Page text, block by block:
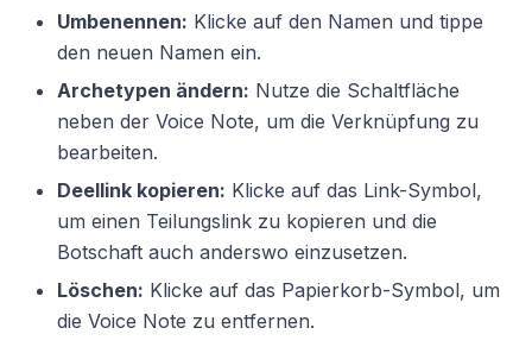
Umbenennen: Klicke auf den Namen und tippe
den neuen Namen ein.
Archetypen ändern: Nutze die Schaltfläche
neben der Voice Note, um die Verknüpfung zu
bearbeiten.
Deellink kopieren: Klicke auf das Link-Symbol,
um einen Teilungslink zu kopieren und die
Botschaft auch anderswo einzusetzen.
Löschen: Klicke auf das Papierkorb-Symbol, um
die Voice Note zu entfernen.